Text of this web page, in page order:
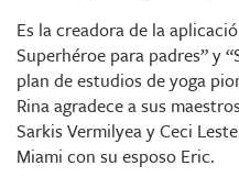
Es la creadora de la
Superhéroe para padres” y
plan de estudios de yoga
Rina agradece a sus
Sarkis Vermilyea y Ceci
Miami con su esposo Eric.